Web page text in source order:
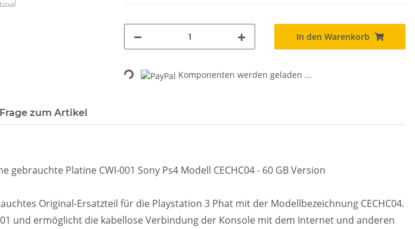
In den Warenkorb
Loading... Komponenten werden geladen ...
Frage zum Artikel
gebrauchte Platine CWI-001 Sony Ps4 Modell CECHC04 - 60 GB Version
Original-Ersatzteil für die Playstation 3 Phat mit der Modellbezeichnung CECHC04.
und ermöglicht die kabellose Verbindung der Konsole mit dem Internet und anderen